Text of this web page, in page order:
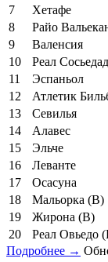
7
Хетафе
8
Райо
9
Валенсия
10
Реал Сосьедад
11
Эспаньол
12
Атлетик
13
Севилья
14
Алавес
15
Эльче
16
Леванте
17
Осасуна
18
Мальорка (В)
19
Жирона (В)
20
Реал Овьедо
Подробнее →